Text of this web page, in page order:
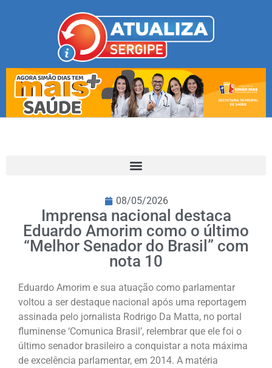
08/05/2026
Imprensa nacional destaca
Eduardo Amorim como o último
“Melhor Senador do Brasil” com
nota 10
Eduardo Amorim e sua atuação como parlamentar
voltou a ser destaque nacional após uma reportagem
assinada pelo jornalista Rodrigo Da Matta, no portal
fluminense ‘Comunica Brasil’, relembrar que ele foi o
último senador brasileiro a conquistar a nota máxima
de excelência parlamentar, em 2014. A matéria